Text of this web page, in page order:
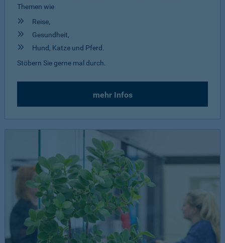
Themen wie
Reise,
Gesundheit,
Hund, Katze und Pferd.
Stöbern Sie gerne mal durch.
mehr Infos